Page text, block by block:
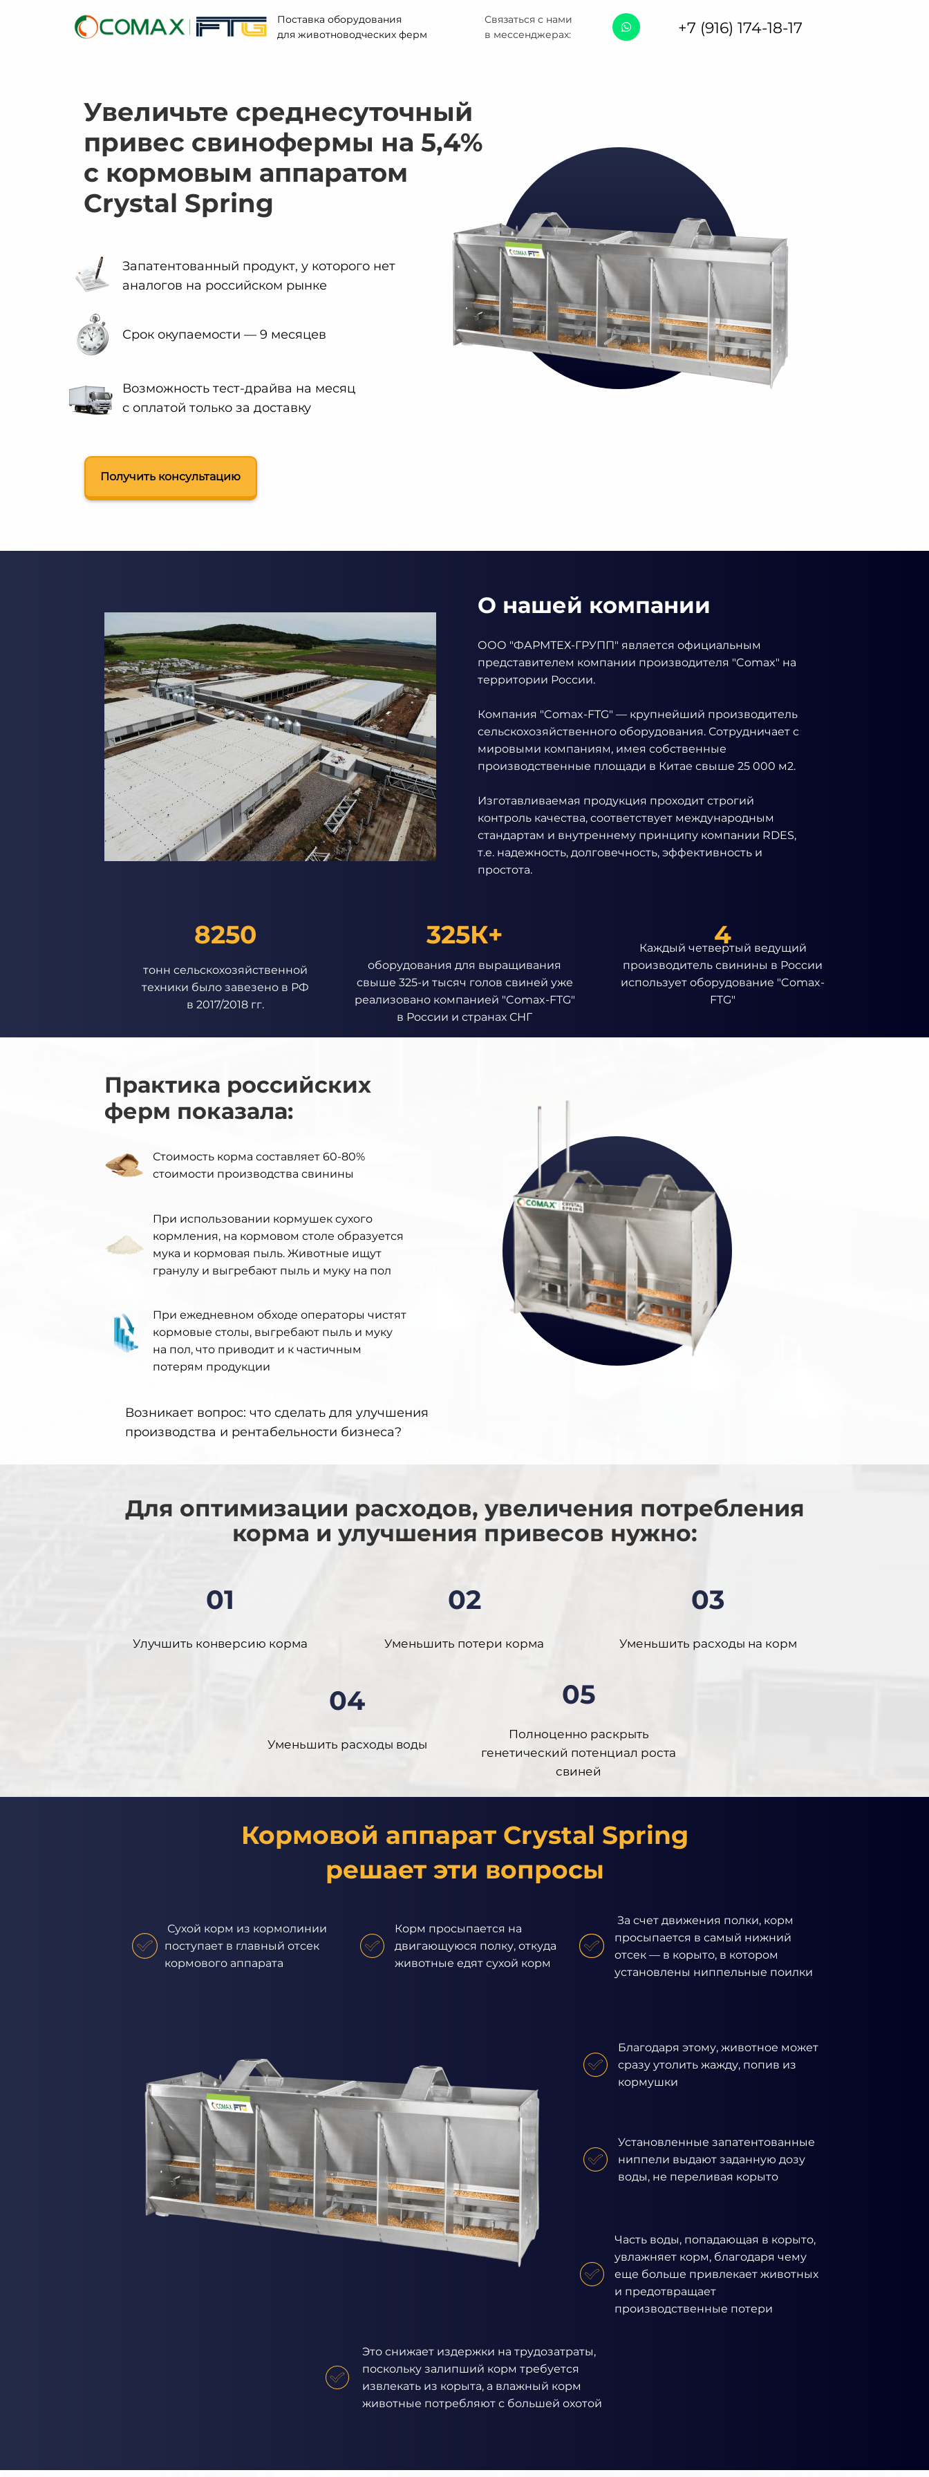
Увеличьте среднесуточный
привес свинофермы на 5,4%
с кормовым аппаратом
Crystal Spring
Запатентованный продукт, у которого нет
аналогов на российском рынке
Возможность тест-драйва на месяц
с оплатой только за доставку
Срок окупаемости — 9 месяцев
Поставка оборудования
для животноводческих ферм
Связаться с нами
в мессенджерах:
+7 (916) 174-18-17
Получить консультацию
О нашей компании
ООО "ФАРМТЕХ-ГРУПП" является официальным
представителем компании производителя "Comax" на
территории России.
Компания "Comax-FTG" — крупнейший производитель
сельскохозяйственного оборудования. Сотрудничает с
мировыми компаниям, имея собственные
производственные площади в Китае свыше 25 000 м2.
Изготавливаемая продукция проходит строгий
контроль качества, соответствует международным
стандартам и внутреннему принципу компании RDES,
т.е. надежность, долговечность, эффективность и
простота.
8250
тонн сельскохозяйственной
техники было завезено в РФ
в 2017/2018 гг.
325К+
оборудования для выращивания
свыше 325-и тысяч голов свиней уже
реализовано компанией "Comax-FTG"
в России и странах СНГ
4
Каждый четвертый ведущий
производитель свинины в России
использует оборудование "Comax-
FTG"
Практика российских
ферм показала:
Стоимость корма составляет 60-80%
стоимости производства свинины
При использовании кормушек сухого
кормления, на кормовом столе образуется
мука и кормовая пыль. Животные ищут
гранулу и выгребают пыль и муку на пол
При ежедневном обходе операторы чистят
кормовые столы, выгребают пыль и муку
на пол, что приводит и к частичным
потерям продукции
Возникает вопрос: что сделать для улучшения
производства и рентабельности бизнеса?
Для оптимизации расходов, увеличения потребления
корма и улучшения привесов нужно:
01
Улучшить конверсию корма
02
Уменьшить потери корма
03
Уменьшить расходы на корм
04
Уменьшить расходы воды
05
Полноценно раскрыть
генетический потенциал роста
свиней
Кормовой аппарат Crystal Spring
решает эти вопросы
Сухой корм из кормолинии
поступает в главный отсек
кормового аппарата
Корм просыпается на
двигающуюся полку, откуда
животные едят сухой корм
За счет движения полки, корм
просыпается в самый нижний
отсек — в корыто, в котором
установлены ниппельные поилки
Благодаря этому, животное может
сразу утолить жажду, попив из
кормушки
Установленные запатентованные
ниппели выдают заданную дозу
воды, не переливая корыто
Часть воды, попадающая в корыто,
увлажняет корм, благодаря чему
еще больше привлекает животных
и предотвращает
производственные потери
Это снижает издержки на трудозатраты,
поскольку залипший корм требуется
извлекать из корыта, а влажный корм
животные потребляют с большей охотой